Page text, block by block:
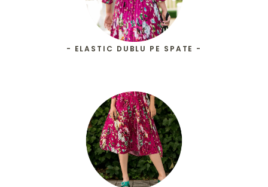
- ELASTIC DUBLU PE SPATE -